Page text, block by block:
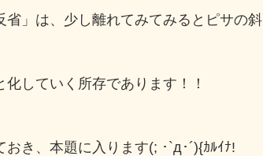
」は、少し離れてみてみるとピサの斜
化していく所存であります！！
き、本題に入ります(; ･`д･´){ｶﾙｲﾅ!